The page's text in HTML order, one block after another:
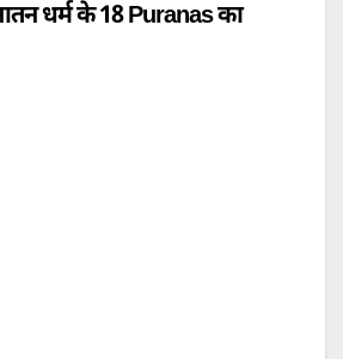
धर्म के 18 Puranas का